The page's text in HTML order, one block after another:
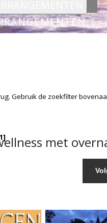
Gebruik de zoekfilter
met